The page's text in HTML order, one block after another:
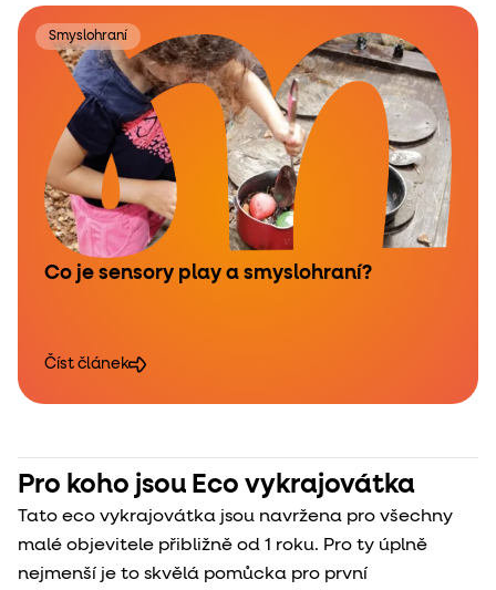
Smyslohraní
Co je sensory play a smyslohraní?
Číst článek
Pro koho jsou Eco vykrajovátka
Tato eco vykrajovátka jsou navržena pro všechny
malé objevitele přibližně od 1 roku. Pro ty úplně
nejmenší je to skvělá pomůcka pro první